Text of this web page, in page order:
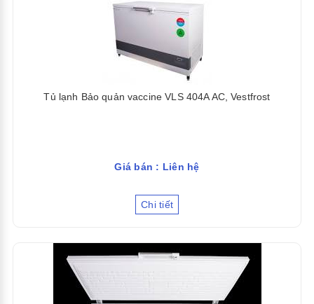
Tủ lạnh Bảo quản vaccine VLS 404A AC, Vestfrost
Giá bán : Liên hệ
Chi tiết